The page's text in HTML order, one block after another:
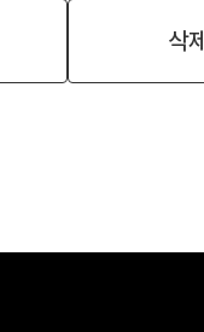
삭제